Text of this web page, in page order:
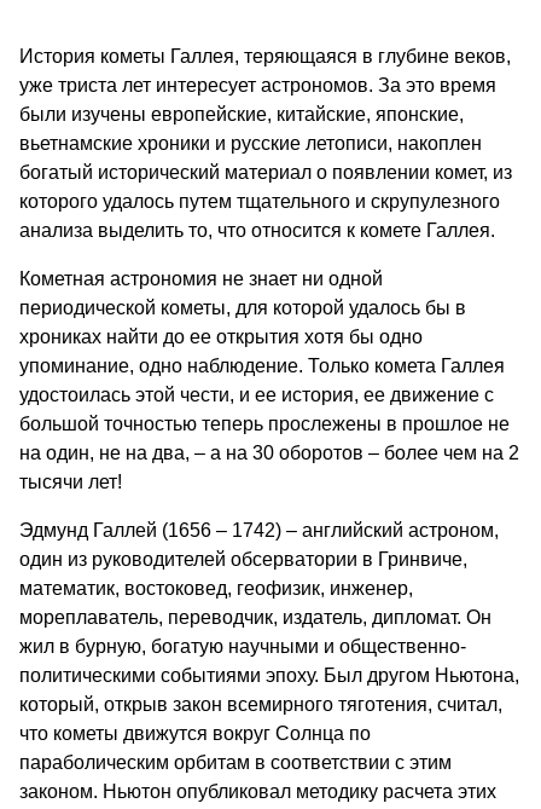
История кометы Галлея, теряющаяся в глубине веков,
уже триста лет интересует астрономов. За это время
были изучены европейские, китайские, японские,
вьетнамские хроники и русские летописи, накоплен
богатый исторический материал о появлении комет, из
которого удалось путем тщательного и скрупулезного
анализа выделить то, что относится к комете Галлея.
Кометная астрономия не знает ни одной
периодической кометы, для которой удалось бы в
хрониках найти до ее открытия хотя бы одно
упоминание, одно наблюдение. Только комета Галлея
удостоилась этой чести, и ее история, ее движение с
большой точностью теперь прослежены в прошлое не
на один, не на два, – а на 30 оборотов – более чем на 2
тысячи лет!
Эдмунд Галлей (1656 – 1742) – английский астроном,
один из руководителей обсерватории в Гринвиче,
математик, востоковед, геофизик, инженер,
мореплаватель, переводчик, издатель, дипломат. Он
жил в бурную, богатую научными и общественно-
политическими событиями эпоху. Был другом Ньютона,
который, открыв закон всемирного тяготения, считал,
что кометы движутся вокруг Солнца по
параболическим орбитам в соответствии с этим
законом. Ньютон опубликовал методику расчета этих